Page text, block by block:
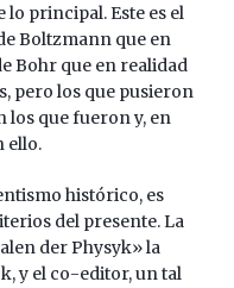
principal. Este es el
Boltzmann que en
Bohr que en realidad
pero los que pusieron
que fueron y, en
ello.
histórico, es
del presente. La
der Physyk» la
y el co-editor, un tal